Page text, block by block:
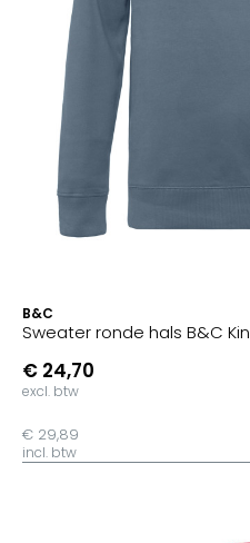
B&C
Sweater ronde hals B&C
€ 24,70
excl. btw
€ 29,89
incl. btw